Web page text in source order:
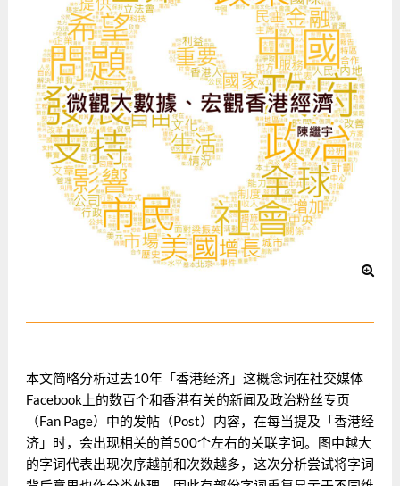
本文简略分析过去10年「香港经济」这概念词在社交媒体
Facebook上的数百个和香港有关的新闻及政治粉丝专页
（Fan Page）中的发帖（Post）内容，在每当提及「香港经
济」时，会出现相关的首500个左右的关联字词。图中越大
的字词代表出现次序越前和次数越多，这次分析尝试将字词